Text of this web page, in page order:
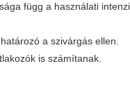
függ a használati
a szivárgás ellen.
is számítanak.